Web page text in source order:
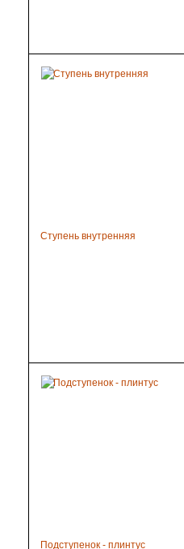
Ступень внутренняя
Подступенок - плинтус